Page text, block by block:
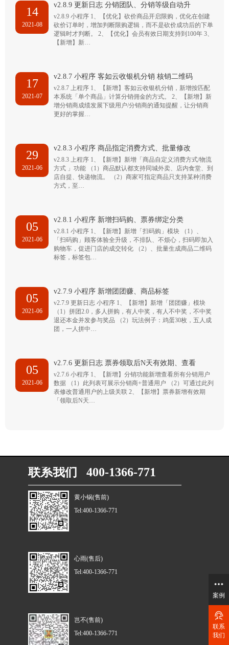
14
2021-08
v2.8.9 更新日志 分销团队、分销等级自动升
v2.8.9 小程序 1、【优化】砍价商品开启限购，优化在创建
砍价订单时，增加判断限购逻辑，而不是砍价成功后的下单
逻辑时才判断。 2、【优化】会员有效日期支持到100年 3、
【新增】新…
17
2021-07
v2.8.7 小程序 客如云收银机分销 核销二维码
v2.8.7 上程序 1、【新增】客如云收银机分销，新增按匹配
本系统「单个商品」计算分销佣金的方式。 2、【新增】新
增分销商成绩发展下级用户/分销商的通知提醒，让分销商
更好的掌握…
29
2021-06
v2.8.3 小程序 商品指定消费方式、批量修改
v2.8.3 上程序 1、【新增】新增「商品自定义消费方式/物流
方式 」功能 （1）商品默认都支持同城外卖、店内食堂、到
店自提、快递物流。 （2）商家可指定商品只支持某种消费
方式，至…
05
2021-06
v2.8.1 小程序 新增扫码购、票券绑定分类
v2.8.1 小程序 1、【新增】新增「扫码购」模块 （1）、
「扫码购」顾客体验全升级，不排队、不烦心，扫码即加入
购物车，促进门店的成交转化 （2）、批量生成商品二维码
标签，标签包…
05
2021-06
v2.7.9 小程序 新增团团赚、商品标签
v2.7.9 更新日志 小程序 1、【新增】新增「团团赚」模块
（1）拼团2.0，多人拼购，有人中奖，有人不中奖，不中奖
退还本金并发参与奖品 （2）玩法例子：鸡蛋30枚，五人成
团，一人拼中…
05
2021-06
v2.7.6 更新日志 票券领取后N天有效期、查看
v2.7.6 小程序 1、【新增】分销功能新增查看所有分销用户
数据 （1）此列表可展示分销商+普通用户 （2）可通过此列
表修改普通用户的上级关联 2、【新增】票券新增有效期
「领取后N天…
联系我们 400-1366-771
黄小锅(售前)
Tel:400-1366-771
心雨(售后)
Tel:400-1366-771
岂不(售前)
Tel:400-1366-771
案例
联系
我们